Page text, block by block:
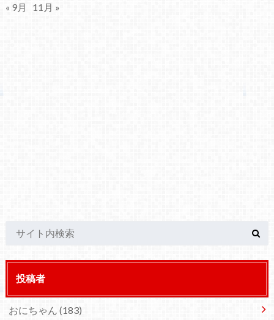
« 9月
11月 »
投稿者
おにちゃん (183)